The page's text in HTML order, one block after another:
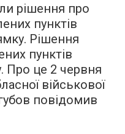
рішення про
пунктів
Рішення
пунктів
Про це 2 червня
військової
повідомив